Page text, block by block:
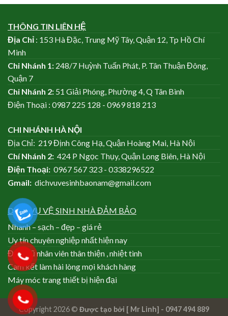
THÔNG TIN LIÊN HỆ
Địa Chỉ : 153 Hà Đặc, Trung Mỹ Tây, Quận 12, Tp Hồ Chí
Minh
Chi Nhánh 1: 248/7 Huỳnh Tuấn Phát, P. Tân Thuận Đông,
Quận 7
Chi Nhánh 2: 51 Giải Phóng, Phường 4, Q Tân Bình
Điện Thoại : 0987 225 128 - 0969 818 213
CHI NHÁNH HÀ NỘI
Địa Chỉ: 219 Định Công Hạ, Quận Hoàng Mai, Hà Nội
Chí Nhánh 2: 424 P Ngọc Thụy, Quận Long Biên, Hà Nội
Điện Thoại: 0967 567 323 - 0338296522
Gmail: dichvuvesinhbaonam@gmail.com
DỊCH VỤ VỆ SINH NHÀ ĐẢM BẢO
Nhanh – sạch – đẹp – giá rẻ
Uy tín chuyên nghiệp nhất hiện nay
Đội ngũ nhân viên thân thiện , nhiệt tình
Cam kết làm hài lòng mọi khách hàng
Máy móc trang thiết bị hiện đại
Copyright 2026 © Được tạo bởi [ Mr Linh] - 0947 494 889